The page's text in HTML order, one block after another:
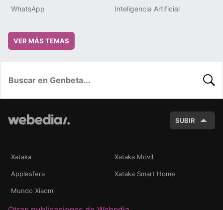
WhatsApp Inteligencia Artificial
VER MÁS TEMAS
SUBIR
Xataka Xataka Móvil
Applesfera Xataka Smart Home
Mundo Xiaomi